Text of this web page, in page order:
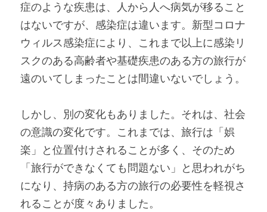
症のような疾患は、人から人へ病気が移ること
はないですが、感染症は違います。新型コロナ
ウィルス感染症により、これまで以上に感染リ
スクのある高齢者や基礎疾患のある方の旅行が
遠のいてしまったことは間違いないでしょう。
しかし、別の変化もありました。それは、社会
の意識の変化です。これまでは、旅行は「娯
楽」と位置付けされることが多く、そのため
「旅行ができなくても問題ない」と思われがち
になり、持病のある方の旅行の必要性を軽視さ
れることが度々ありました。